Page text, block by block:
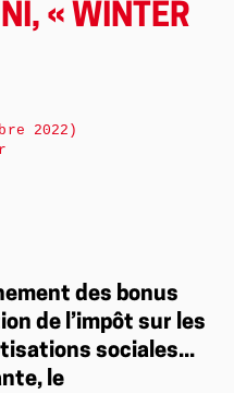
« WINTER
des bonus
de l’impôt sur les
sociales...
le
2022)